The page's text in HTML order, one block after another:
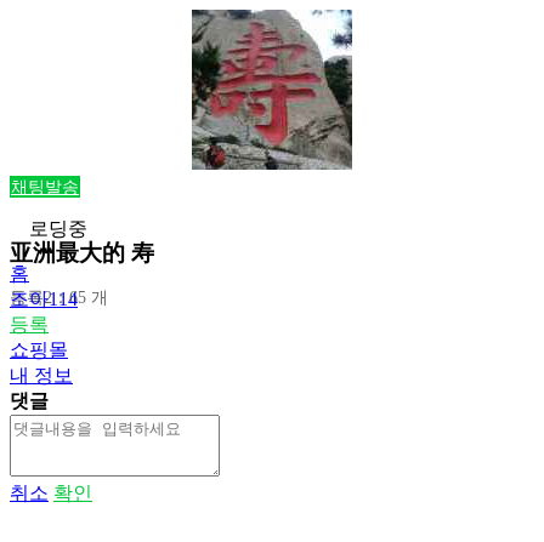
채팅발송
亚洲最大的 寿
등록2：65 개
로딩중
홈
조아114
등록
쇼핑몰
내 정보
댓글
취소 확인